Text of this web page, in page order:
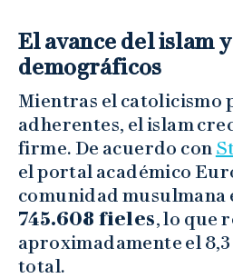
El avance del islam
demográficos
Mientras el catolicismo
adherentes, el islam
firme. De acuerdo con
el portal académico
comunidad musulmana
745.608 fieles, lo que
aproximadamente el
total.